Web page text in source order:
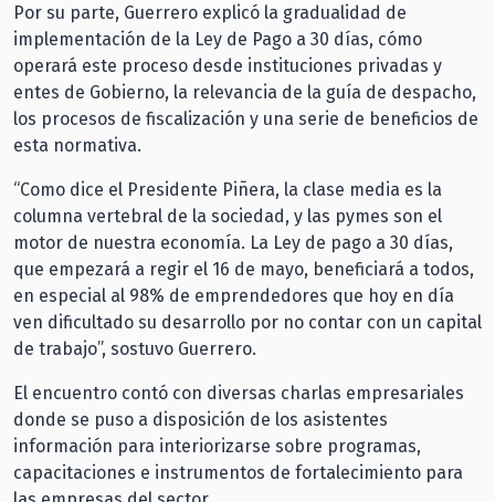
Por su parte, Guerrero explicó la gradualidad de
implementación de la Ley de Pago a 30 días, cómo
operará este proceso desde instituciones privadas y
entes de Gobierno, la relevancia de la guía de despacho,
los procesos de fiscalización y una serie de beneficios de
esta normativa.
“Como dice el Presidente Piñera, la clase media es la
columna vertebral de la sociedad, y las pymes son el
motor de nuestra economía. La Ley de pago a 30 días,
que empezará a regir el 16 de mayo, beneficiará a todos,
en especial al 98% de emprendedores que hoy en día
ven dificultado su desarrollo por no contar con un capital
de trabajo”, sostuvo Guerrero.
El encuentro contó con diversas charlas empresariales
donde se puso a disposición de los asistentes
información para interiorizarse sobre programas,
capacitaciones e instrumentos de fortalecimiento para